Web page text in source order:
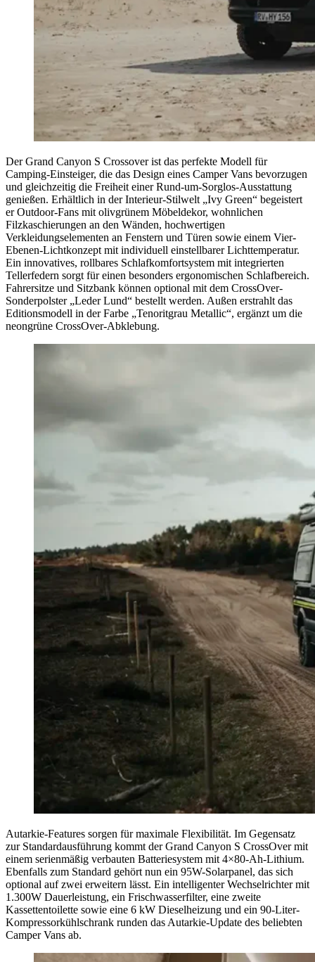
Der Grand Canyon S Crossover ist das perfekte Modell für
Camping-Einsteiger, die das Design eines Camper Vans bevorzugen
und gleichzeitig die Freiheit einer Rund-um-Sorglos-Ausstattung
genießen. Erhältlich in der Interieur-Stilwelt „Ivy Green“ begeistert
er Outdoor-Fans mit olivgrünem Möbeldekor, wohnlichen
Filzkaschierungen an den Wänden, hochwertigen
Verkleidungselementen an Fenstern und Türen sowie einem Vier-
Ebenen-Lichtkonzept mit individuell einstellbarer Lichttemperatur.
Ein innovatives, rollbares Schlafkomfortsystem mit integrierten
Tellerfedern sorgt für einen besonders ergonomischen Schlafbereich.
Fahrersitze und Sitzbank können optional mit dem CrossOver-
Sonderpolster „Leder Lund“ bestellt werden. Außen erstrahlt das
Editionsmodell in der Farbe „Tenoritgrau Metallic“, ergänzt um die
neongrüne CrossOver-Abklebung.
Autarkie-Features sorgen für maximale Flexibilität. Im Gegensatz
zur Standardausführung kommt der Grand Canyon S CrossOver mit
einem serienmäßig verbauten Batteriesystem mit 4×80-Ah-Lithium.
Ebenfalls zum Standard gehört nun ein 95W-Solarpanel, das sich
optional auf zwei erweitern lässt. Ein intelligenter Wechselrichter mit
1.300W Dauerleistung, ein Frischwasserfilter, eine zweite
Kassettentoilette sowie eine 6 kW Dieselheizung und ein 90-Liter-
Kompressorkühlschrank runden das Autarkie-Update des beliebten
Camper Vans ab.